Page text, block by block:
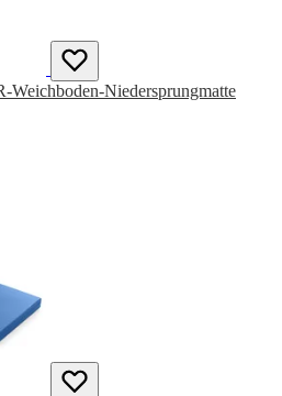
Niedersprungmatte